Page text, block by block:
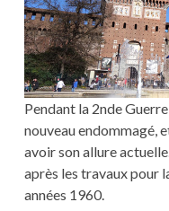
Pendant la 2nde
nouveau endommagé,
avoir son allure
après les travaux pour
années 1960.